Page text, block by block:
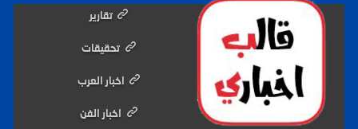
تقارير
تحقيقات
اخبار العرب
اخبار الفن